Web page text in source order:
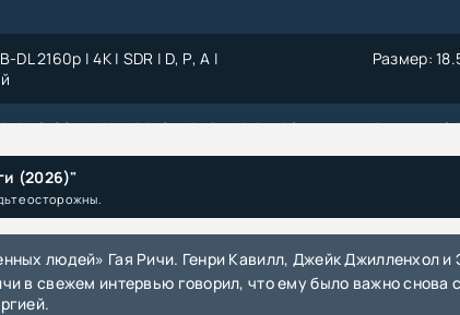
DL 2160p | 4K | SDR | D, Р, А |
Размер:
2160p | 4K | HDR10+ | Dolby Vision P8
Размер:
2160p | 4K | HDR10 | Dolby Vision
AVC от DoMiNo & селезень | D |
Размер:
(2026)"
осторожны.
в свежем интервью говорил, что ему было важно снова